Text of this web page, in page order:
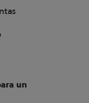
un